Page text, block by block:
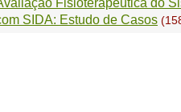
SIDA: Estudo de Casos